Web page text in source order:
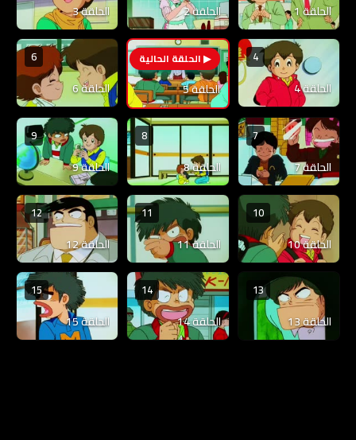
الحلقة 1 الحلقة 2 الحلقة 3
4
الحلقة 4
5
الحلقة 5
6
الحلقة 6
7
الحلقة 7
8
الحلقة 8
9
الحلقة 9
10
الحلقة 10
11
الحلقة 11
12
الحلقة 12
13
الحلقة 13
14
الحلقة 14
15
الحلقة 15